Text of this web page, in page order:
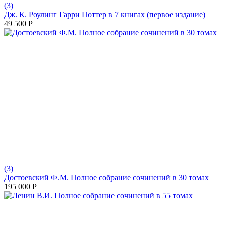
(3)
Дж. К. Роулинг Гарри Поттер в 7 книгах (первое издание)
49 500 Р
(3)
Достоевский Ф.М. Полное собрание сочинений в 30 томах
195 000 Р